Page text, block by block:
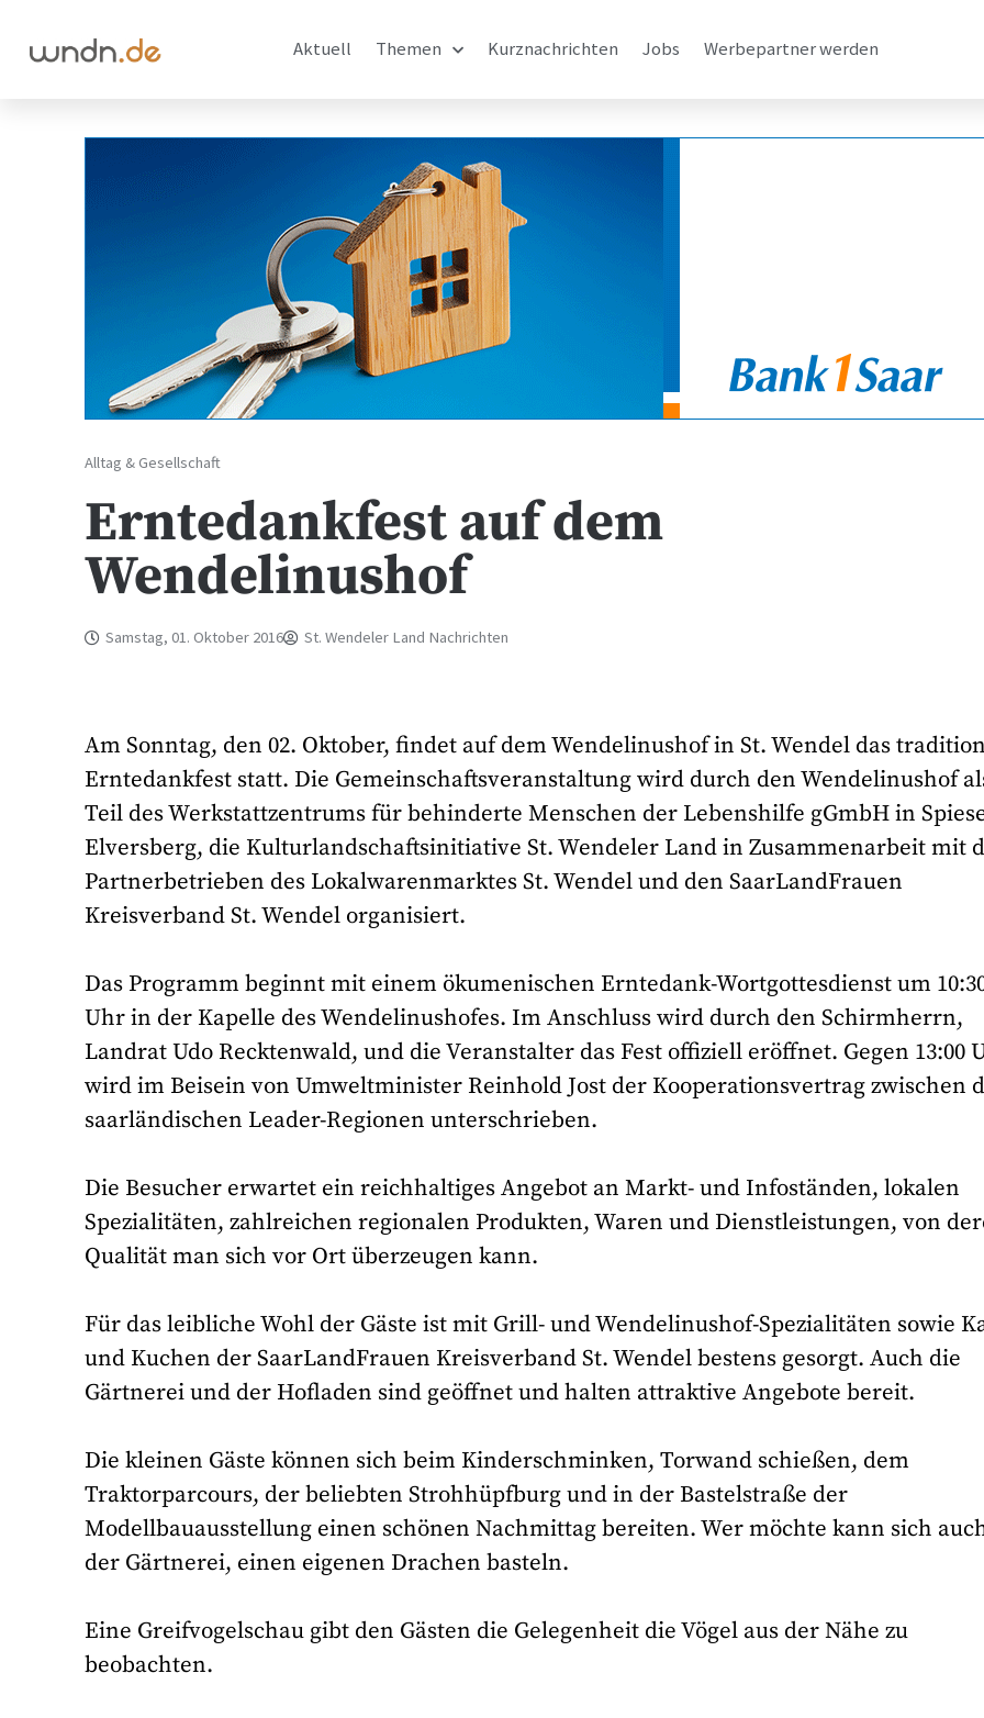
Aktuell Themen Kurznachrichten Jobs Werbepartner werden
Alltag & Gesellschaft
Erntedankfest auf dem
Wendelinushof
Samstag, 01. Oktober 2016 St. Wendeler Land Nachrichten
Am Sonntag, den 02. Oktober, findet auf dem Wendelinushof in St. Wendel das
Erntedankfest statt. Die Gemeinschaftsveranstaltung wird durch den Wendelinushof
Teil des Werkstattzentrums für behinderte Menschen der Lebenshilfe gGmbH in
Elversberg, die Kulturlandschaftsinitiative St. Wendeler Land in Zusammenarbeit mit
Partnerbetrieben des Lokalwarenmarktes St. Wendel und den SaarLandFrauen
Kreisverband St. Wendel organisiert.
Das Programm beginnt mit einem ökumenischen Erntedank-Wortgottesdienst um
Uhr in der Kapelle des Wendelinushofes. Im Anschluss wird durch den Schirmherrn,
Landrat Udo Recktenwald, und die Veranstalter das Fest offiziell eröffnet. Gegen 13:00
wird im Beisein von Umweltminister Reinhold Jost der Kooperationsvertrag zwischen
saarländischen Leader-Regionen unterschrieben.
Die Besucher erwartet ein reichhaltiges Angebot an Markt- und Infoständen, lokalen
Spezialitäten, zahlreichen regionalen Produkten, Waren und Dienstleistungen, von
Qualität man sich vor Ort überzeugen kann.
Für das leibliche Wohl der Gäste ist mit Grill- und Wendelinushof-Spezialitäten sowie
und Kuchen der SaarLandFrauen Kreisverband St. Wendel bestens gesorgt. Auch die
Gärtnerei und der Hofladen sind geöffnet und halten attraktive Angebote bereit.
Die kleinen Gäste können sich beim Kinderschminken, Torwand schießen, dem
Traktorparcours, der beliebten Strohhüpfburg und in der Bastelstraße der
Modellbauausstellung einen schönen Nachmittag bereiten. Wer möchte kann sich
der Gärtnerei, einen eigenen Drachen basteln.
Eine Greifvogelschau gibt den Gästen die Gelegenheit die Vögel aus der Nähe zu
beobachten.